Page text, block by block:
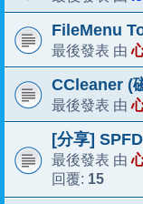
FileMenu
最後發表 由
CCleaner (
最後發表 由
[分享]
最後發表 由
回覆: 15